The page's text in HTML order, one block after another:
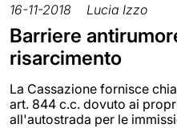
16-11-2018 Lucia Izzo
Barriere
risarcimento
La Cassazione fornisce
art. 844 c.c. dovuto ai
all'autostrada per le